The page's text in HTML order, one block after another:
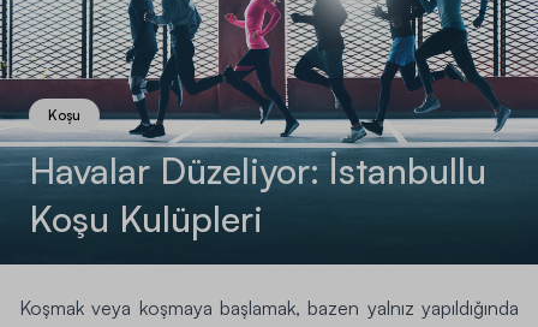
Koşu
Havalar Düzeliyor: İstanbullu
Koşu Kulüpleri
Koşmak veya koşmaya başlamak, bazen yalnız yapıldığında